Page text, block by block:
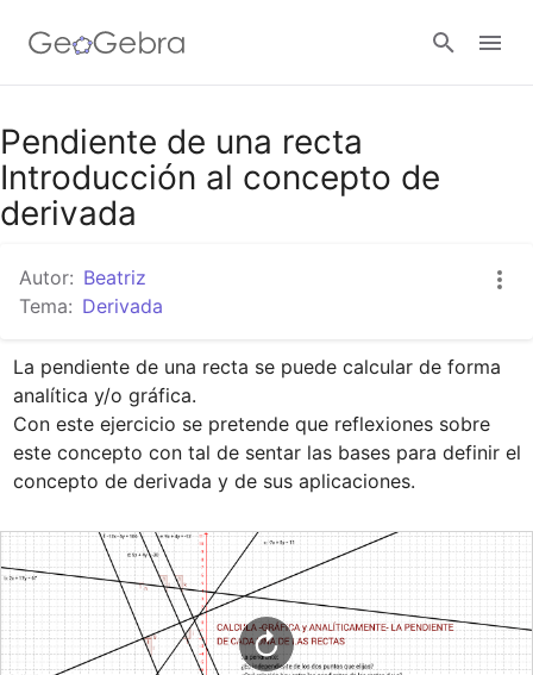
Google Classroom
GeoGebra Classroom
Pendiente de una recta
Introducción al concepto de
derivada
Autor: Beatriz
Tema: Derivada
La pendiente de una recta se puede calcular de forma
analítica y/o gráfica.
Con este ejercicio se pretende que reflexiones sobre
este concepto con tal de sentar las bases para definir el
concepto de derivada y de sus aplicaciones.